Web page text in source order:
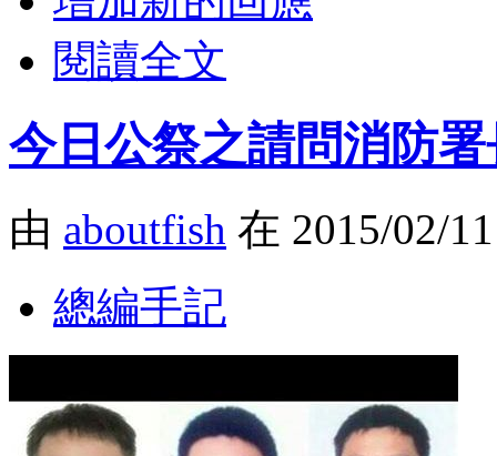
閱讀全文
今日公祭之請問消防
由 aboutfish 在 2015/02/
總編手記